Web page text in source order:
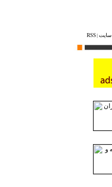
‌سایت RSS